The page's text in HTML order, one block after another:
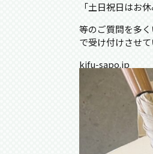
「土日祝日はお
等のご質問を多
で受け付けさせ
kifu-sapo.jp